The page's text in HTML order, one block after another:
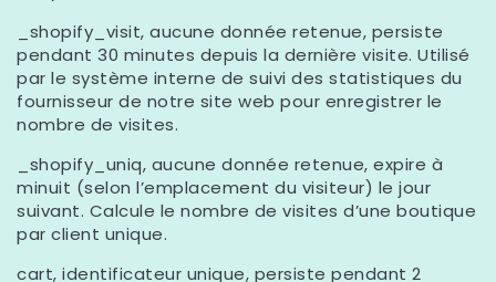
_shopify_visit, aucune donnée retenue, persiste
pendant 30 minutes depuis la dernière visite. Utilisé
par le système interne de suivi des statistiques du
fournisseur de notre site web pour enregistrer le
nombre de visites.
_shopify_uniq, aucune donnée retenue, expire à
minuit (selon l’emplacement du visiteur) le jour
suivant. Calcule le nombre de visites d’une boutique
par client unique.
cart, identificateur unique, persiste pendant 2